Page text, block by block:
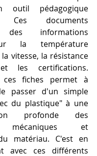
outil pédagogique
Ces documents
des informations
la température
vitesse, la résistance
les certifications.
ces fiches permet à
passer d'un simple
du plastique" à une
profonde des
mécaniques et
matériau. C'est en